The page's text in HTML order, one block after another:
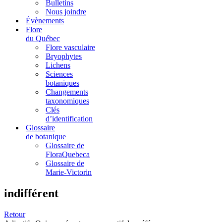
Bulletins
Nous joindre
Évènements
Flore
du Québec
Flore vasculaire
Bryophytes
Lichens
Sciences
botaniques
Changements
taxonomiques
Clés
d’identification
Glossaire
de botanique
Glossaire de
FloraQuebeca
Glossaire de
Marie-Victorin
indifférent
Retour